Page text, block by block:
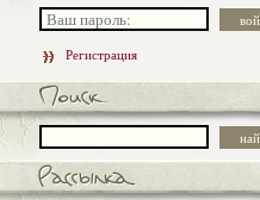
Регистрация